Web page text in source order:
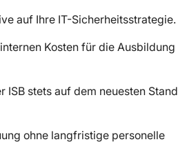
auf Ihre IT-Sicherheitsstrategie.
Kosten für die Ausbildung
stets auf dem neuesten Stand
ohne langfristige personelle